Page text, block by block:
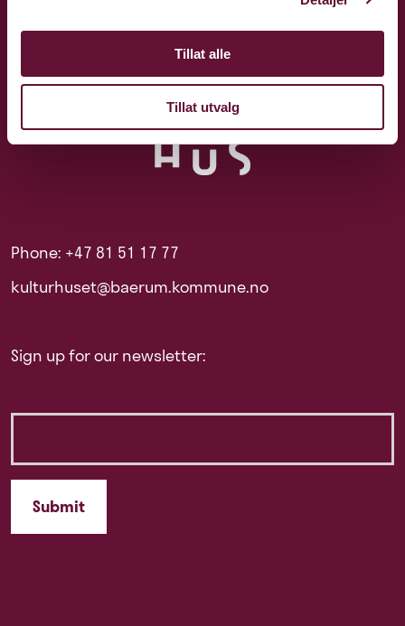
Tillat alle
Tillat utvalg
Phone: +47 81 51 17 77
kulturhuset@baerum.kommune.no
Sign up for our newsletter: